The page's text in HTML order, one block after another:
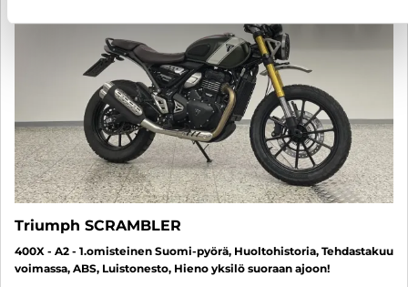
Triumph SCRAMBLER
400X - A2 - 1.omisteinen Suomi-pyörä, Huoltohistoria, Tehdastakuu
voimassa, ABS, Luistonesto, Hieno yksilö suoraan ajoon!